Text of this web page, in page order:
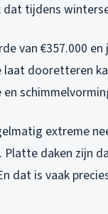
dat tijdens
van €357.000
laat dooretteren
extreme
daken zijn
dat is vaak